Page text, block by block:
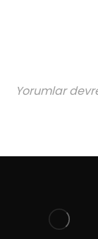
Yorumlar devre